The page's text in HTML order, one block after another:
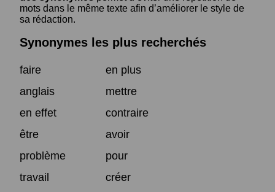
mots dans le même texte afin d’améliorer le style de
sa rédaction.
Synonymes les plus recherchés
faire
en plus
anglais
mettre
en effet
contraire
être
avoir
problème
pour
travail
créer